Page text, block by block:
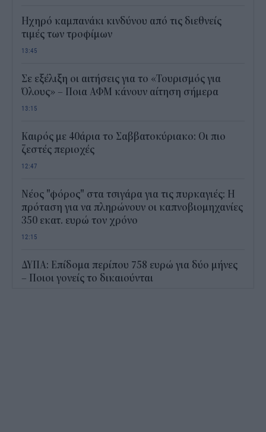
Ηχηρό καμπανάκι κινδύνου από τις διεθνείς
τιμές των τροφίμων
13:45
Σε εξέλιξη οι αιτήσεις για το «Τουρισμός για
Όλους» – Ποια ΑΦΜ κάνουν αίτηση σήμερα
13:15
Καιρός με 40άρια το Σαββατοκύριακο: Οι πιο
ζεστές περιοχές
12:47
Νέος "φόρος" στα τσιγάρα για τις πυρκαγιές: Η
πρόταση για να πληρώνουν οι καπνοβιομηχανίες
350 εκατ. ευρώ τον χρόνο
12:15
ΔΥΠΑ: Επίδομα περίπου 758 ευρώ για δύο μήνες
– Ποιοι γονείς το δικαιούνται